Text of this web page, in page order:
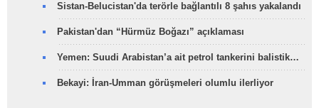
Sistan-Belucistan'da terörle bağlantılı 8 şahıs yakalandı
Pakistan'dan “Hürmüz Boğazı” açıklaması
Yemen: Suudi Arabistan’a ait petrol tankerini balistik…
Bekayi: İran-Umman görüşmeleri olumlu ilerliyor